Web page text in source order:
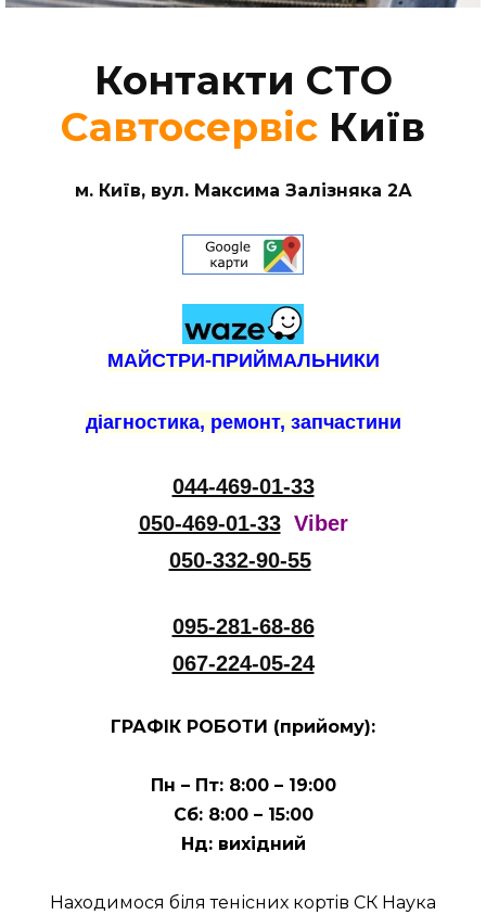
Контакти СТО
Савтосервіс Київ
м. Київ, вул. Максима Залізняка 2А
МАЙСТРИ-ПРИЙМАЛЬНИКИ
діагностика, ремонт, запчастини
044-469-01-33
050-469-01-33 Viber
050-332-90-55
095-281-68-86
067-224-05-24
ГРАФІК РОБОТИ (прийому):
Пн – Пт: 8:00 – 19:00
Сб: 8:00 – 15:00
Нд: вихідний
Находимося біля тенісних кортів СК Наука